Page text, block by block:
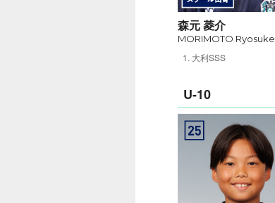
森元 菱介
MORIMOTO Ryosuke
大利SSS
U-10